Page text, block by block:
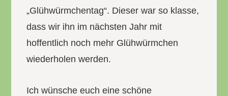
„Glühwürmchentag“. Dieser war so klasse,
dass wir ihn im nächsten Jahr mit
hoffentlich noch mehr Glühwürmchen
wiederholen werden.
Ich wünsche euch eine schöne